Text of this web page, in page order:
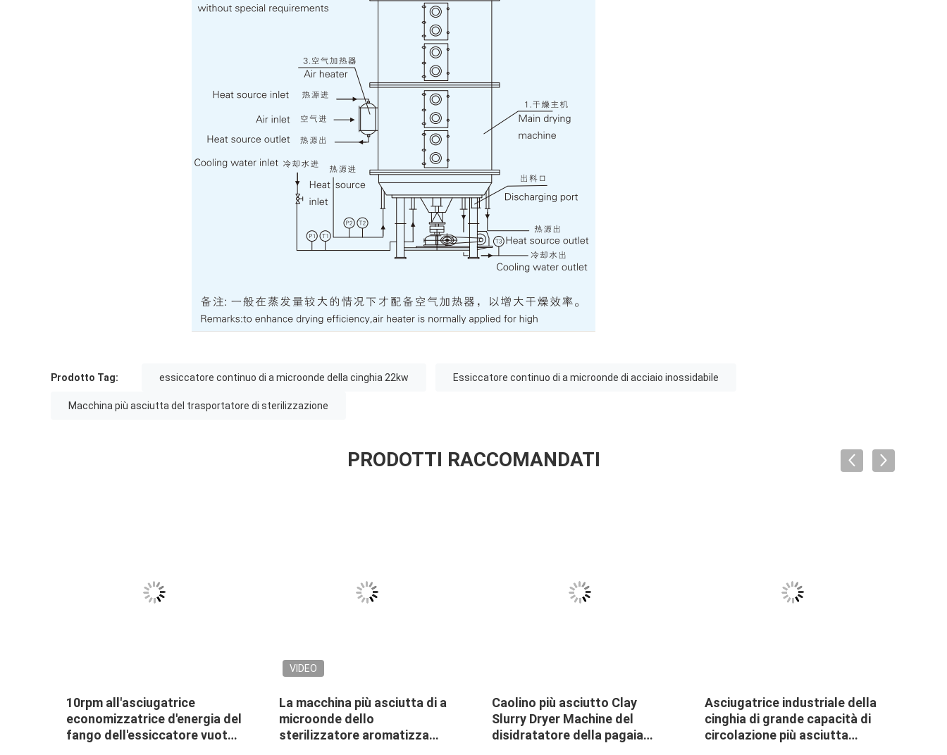
Prodotto Tag: essiccatore continuo di a microonde della cinghia 22kw Essiccatore continuo di a microonde di acciaio inossidabile
Macchina più asciutta del trasportatore di sterilizzazione
PRODOTTI RACCOMANDATI
10rpm all'asciugatrice
economizzatrice d'energia del
fango dell'essiccatore vuoto
VIDEO
La macchina più asciutta di a
microonde dello
sterilizzatore aromatizza
Caolino più asciutto Clay
Slurry Dryer Machine del
disidratatore della pagaia
Asciugatrice industriale della
cinghia di grande capacità di
circolazione più asciutta